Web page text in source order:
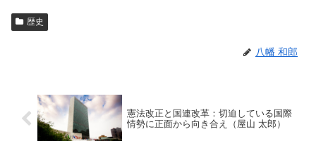
歴史
八幡 和郎
憲法改正と国連改革：切迫している国際
情勢に正面から向き合え（屋山 太郎）